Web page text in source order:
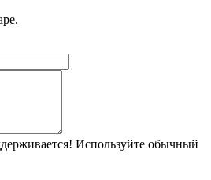
Используйте обычный